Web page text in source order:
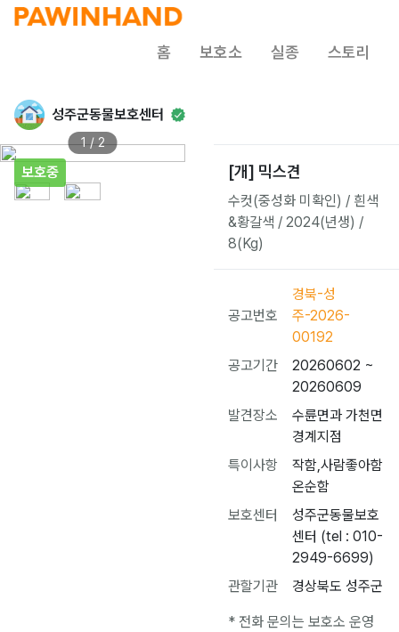
홈 보호소 실종 스토리
성주군동물보호센터
보호중
1 / 2
[개] 믹스견
수컷(중성화 미확인) / 흰색
&황갈색 / 2024(년생) /
8(Kg)
공고번호
경북-성
주-2026-
00192
공고기간
20260602 ~
20260609
발견장소
수륜면과 가천면
경계지점
특이사항
작함,사람좋아함
온순함
보호센터
성주군동물보호
센터 (tel : 010-
2949-6699)
관할기관
경상북도 성주군
* 전화 문의는 보호소 운영